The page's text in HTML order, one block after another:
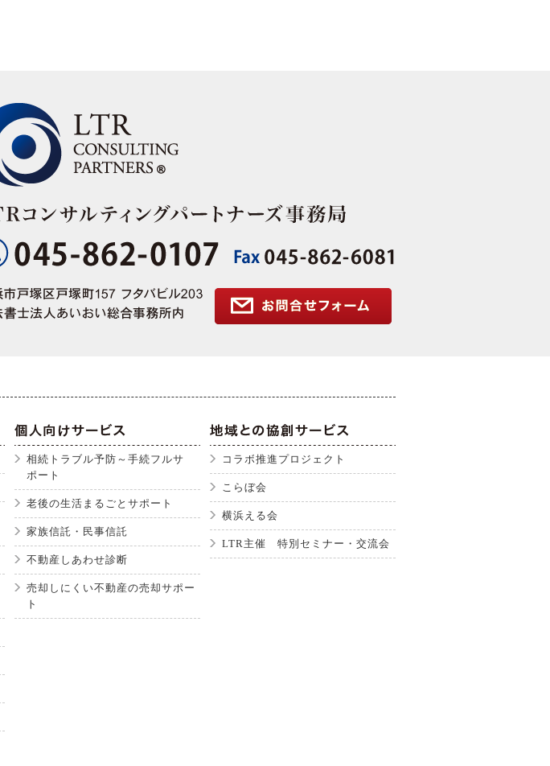
相続トラブル予防～手続フルサ
ポート
老後の生活まるごとサポート
家族信託・民事信託
不動産しあわせ診断
売却しにくい不動産の売却サポー
ト
コラボ推進プロジェクト
こらぼ会
横浜える会
LTR主催 特別セミナー・交流会